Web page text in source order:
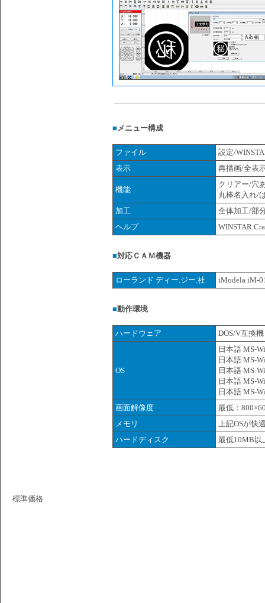
■メニュー構成
ファイル
設定/
表示
再描画/全表
機能
クリアー/穴
丸棒名入れ/
加工
全体加工/部
ヘルプ
WINSTAR
■対応ＣＡＭ機器
ローランド ディー.ジー.社 iModela iM-
■動作環境
ハードウェア DOS/V互換機
OS
日本語 MS-
日本語 MS-
日本語 MS-
日本語 MS-
日本語 MS-
画面解像度
最低：
メモリ
上記OSが快
ハードディスク
最低10MB以
標準価格